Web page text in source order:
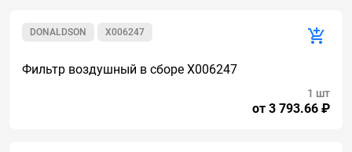
X006247
DONALDSON
Фильтр воздушный в сборе X006247
от 3 793.66 ₽
1 шт